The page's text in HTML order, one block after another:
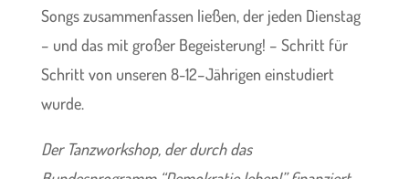
Songs zusammenfassen ließen, der jeden Dienstag
– und das mit großer Begeisterung! – Schritt für
Schritt von unseren 8-12–Jährigen einstudiert
wurde.
Der Tanzworkshop, der durch das